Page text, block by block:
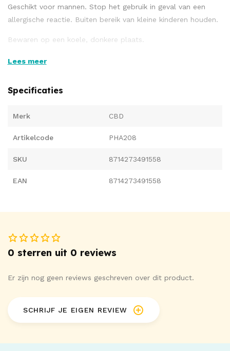
Geschikt voor mannen. Stop het gebruik in geval van een
allergische reactie. Buiten bereik van kleine kinderen houden.
Bewaren op een koele, donkere plaats.
Parfum, Propaandiol, Propyleenglycol,
Salicylaat, Cannabissativa Zaadextract, Coleus Forskohlii-
Citroen-, Kaneel- En Citronellol.
Lees meer
Specificaties
Merk CBD
Artikelcode PHA208
SKU 8714273491558
EAN 8714273491558
0 sterren uit 0 reviews
Er zijn nog geen reviews geschreven over dit product.
SCHRIJF JE EIGEN REVIEW